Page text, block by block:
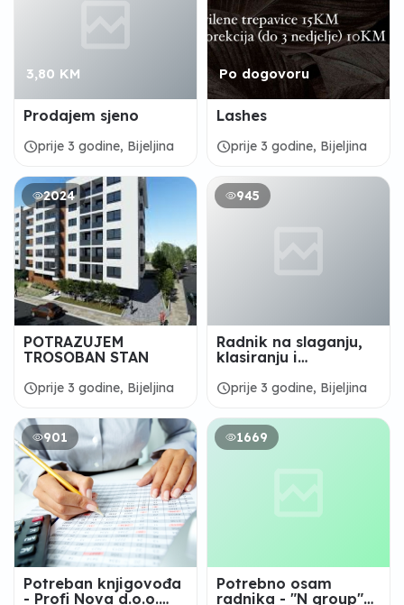
3,80 KM
Prodajem sjeno
scheduleprije 3 godine, Bijeljina
Po dogovoru
Lashes
scheduleprije 3 godine, Bijeljina
2024
POTRAZUJEM
TROSOBAN STAN
scheduleprije 3 godine, Bijeljina
945
Radnik na slaganju,
klasiranju i
“DRINA“ a.d.
scheduleprije 3 godine, Bijeljina
901
Potreban knjigovođa
- Profi Nova d.o.o.
1669
Potrebno osam
radnika - "N group"